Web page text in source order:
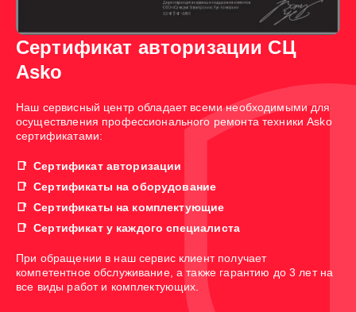
Сертификат авторизации СЦ
Asko
Наш сервисный центр обладает всеми необходимыми для
осуществления профессионального ремонта техники Asko
сертификатами:
Сертификат авторизации
Сертификаты на оборудование
Сертификаты на комплектующие
Сертификат у каждого специалиста
При обращении в наш сервис клиент получает
компетентное обслуживание, а также гарантию до 3 лет на
все виды работ и комплектующих.